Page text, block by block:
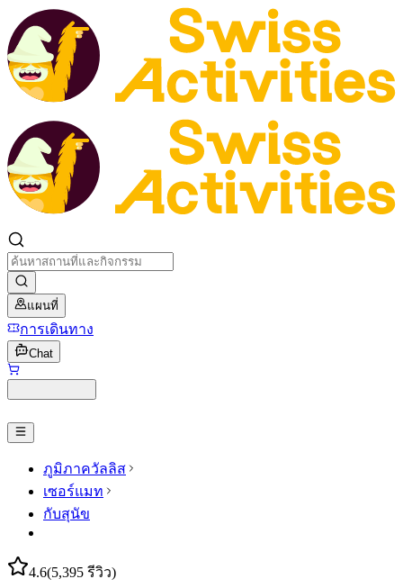
แผนที่
การเดินทาง
Chat
ภูมิภาควัลลิส
เซอร์แมท
กับสุนัข
4.6(5,395 รีวิว)